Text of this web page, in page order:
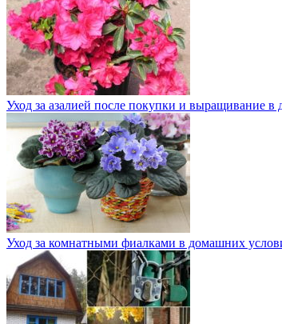
Уход за азалией после покупки и выращивание в
Уход за комнатными фиалками в домашних